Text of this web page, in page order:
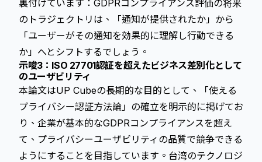
裏付けています：GDPRコンプライアンス評価の将来
のトラジェクトリは、「通知が提供されたか」から
「ユーザーがその通知を効果的に理解し行動できる
か」へとシフトするでしょう。
示唆3：ISO 27701認証を超えたビジネス差別化として
のユーザビリティ
本論文はUP Cubeの長期的な目的として、「使える
プライバシー認証方法論」の確立を明示的に掲げてお
り、企業が基本的なGDPRコンプライアンスを超え
て、プライバシーユーザビリティの品質で競争できる
ようにすることを目指しています。台湾のテクノロジ